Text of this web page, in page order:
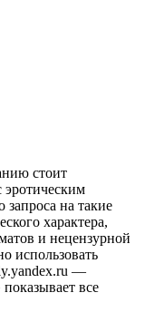
стоит
эротическим
на такие
характера,
и нецензурной
использовать
—
все